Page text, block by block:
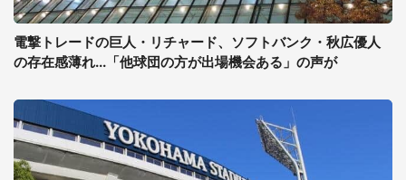
電撃トレードの巨人・リチャード、ソフトバンク・秋広優人
の存在感薄れ...「他球団の方が出場機会ある」の声が